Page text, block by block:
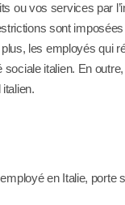
vos services par
sont
les employés qui
italien. En
en Italie,